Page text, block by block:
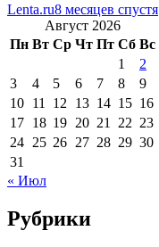
Lenta.ru8 месяцев спустя
Август 2026
Пн Вт Ср Чт Пт Сб Вс
1
2
3
4 5 6 7 8
9
10 11 12 13 14 15 16
17 18 19 20 21 22 23
24 25 26 27 28 29 30
31
« Июл
Рубрики